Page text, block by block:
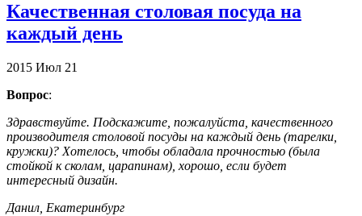
Качественная столовая посуда на
каждый день
2015 Июл 21
Вопрос:
Здравствуйте. Подскажите, пожалуйста, качественного
производителя столовой посуды на каждый день (тарелки,
кружки)? Хотелось, чтобы обладала прочностью (была
стойкой к сколам, царапинам), хорошо, если будет
интересный дизайн.
Данил, Екатеринбург